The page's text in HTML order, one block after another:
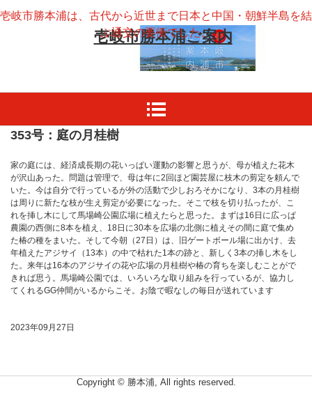
壱岐市勝本浦ご案内
壱岐市勝本浦は、古代から近世まで日本と中国・朝鮮半島を結
ぶ通交の要衝でした。
353号：庭の月桂樹
家の庭には、経済成長期の花いっぱい運動の影響と思うが、母が植えた花木
が沢山あった。問題は管理で、母は年に2回ほど園芸屋に枝木の剪定を頼んで
いた。今は自分で行っているが外の活動で少しおろそかになり、3本の月桂樹
は周りに新たな枝が生え剪定が必要になった。そこで枝を切り払ったが、こ
れを挿し木にして馬場崎公園広場に植えたらと思った。まずは16日に広っぱ
農園の西側に8本を植え、18日に30本を広場の北側に植えその間に庭で集め
た椿の種をまいた。そして今朝（27日）は、旧ゲートボール場に出かけ、去
年植えたアジサイ（13本）の中で枯れた1本の跡と、新しく3本の挿し木をし
た。来年は16本のアジサイの花や広場の月桂樹や椿の育ちを楽しむことがで
きれば思う。馬場崎公園では、いろいろな取り組みを行っているが、協力し
てくれるGG仲間がいるからこそ。お陰で暇なしの毎日が送れています
2023年09月27日
Copyright © 勝本浦, All rights reserved.